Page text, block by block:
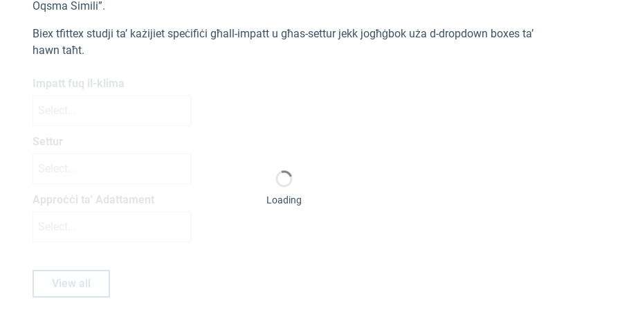
Oqsma Simili”.
Biex tfittex studji ta’ każijiet speċifiċi għall-impatt u għas-settur jekk jogħġbok uża d-dropdown boxes ta’
hawn taħt.
Impatt fuq il-klima
Settur
Approċċi ta' Adattament Loading
View all